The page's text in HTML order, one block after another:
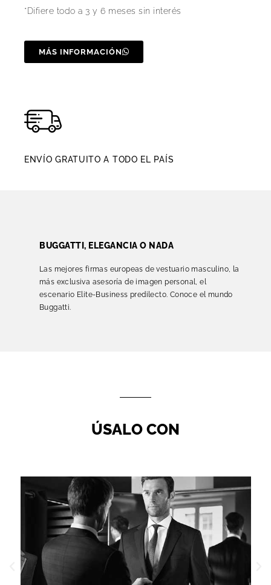
*Difiere todo a 3 y 6 meses sin interés
MÁS INFORMACIÓN
ENVÍO GRATUITO A TODO EL PAÍS
BUGGATTI, ELEGANCIA O NADA
Las mejores firmas europeas de vestuario masculino, la
más exclusiva asesoría de imagen personal, el
escenario Elite-Business predilecto. Conoce el mundo
Buggatti.
ÚSALO CON